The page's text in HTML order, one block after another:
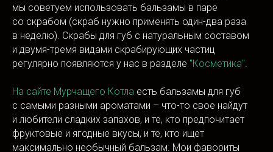
мы советуем использовать бальзамы в паре
со скрабом (скраб нужно применять один-два раза
в неделю). Скрабы для губ с натуральным составом
и двумя-тремя видами скрабирующих частиц
регулярно появляются у нас в разделе "Косметика".
На сайте Мурчащего Котла есть бальзамы для губ
с самыми разными ароматами – что-то свое найдут
и любители сладких запахов, и те, кто предпочитает
фруктовые и ягодные вкусы, и те, кто ищет
максимально необычный бальзам. Мои фавориты